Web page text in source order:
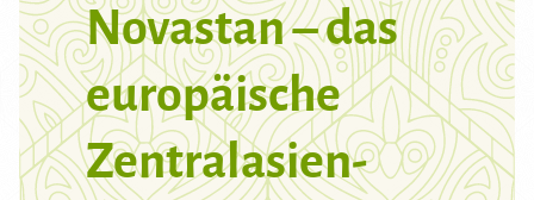
Novastan – das
europäische
Zentralasien-